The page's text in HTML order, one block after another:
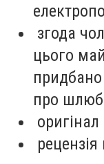
згода
цього
придбано
про шлюб